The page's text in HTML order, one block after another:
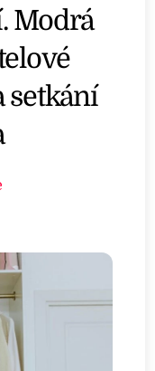
Modrá
setkání